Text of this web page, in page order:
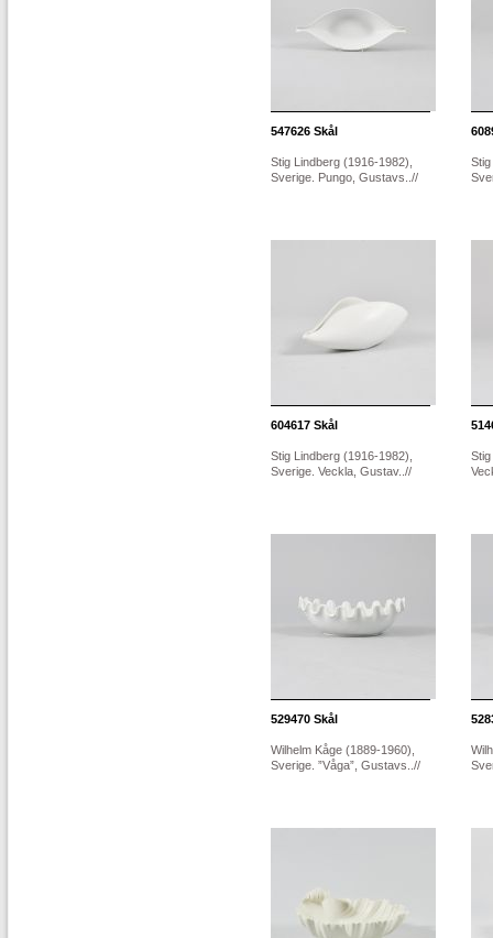
547626 Skål
Stig Lindberg (1916-1982),
Sverige. Pungo, Gustavs..//
604617 Skål
Stig Lindberg (1916-1982),
Sverige. Veckla, Gustav..//
529470 Skål
Wilhelm Kåge (1889-1960),
Sverige. ”Våga”, Gustavs..//